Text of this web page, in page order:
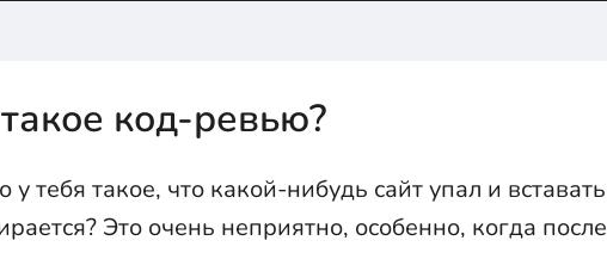
код-ревью?
у тебя такое, что какой-нибудь сайт упал и вставать
Это очень неприятно, особенно, когда после